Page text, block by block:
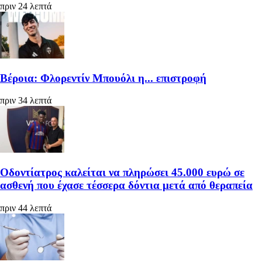
πριν 24 λεπτά
Βέροια: Φλορεντίν Μπουόλι η... επιστροφή
πριν 34 λεπτά
Οδοντίατρος καλείται να πληρώσει 45.000 ευρώ σε
ασθενή που έχασε τέσσερα δόντια μετά από θεραπεία
πριν 44 λεπτά